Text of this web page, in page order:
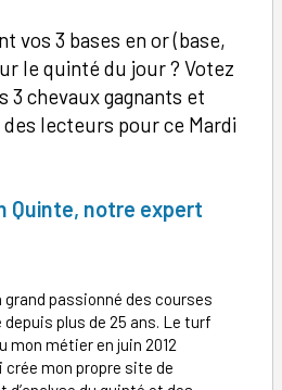
vos 3 bases en or (base,
le quinté du jour ? Votez
3 chevaux gagnants et
lecteurs pour ce Mardi
Quinte, notre expert
grand passionné des courses
plus de 25 ans. Le turf
mon métier en juin 2012
crée mon propre site de